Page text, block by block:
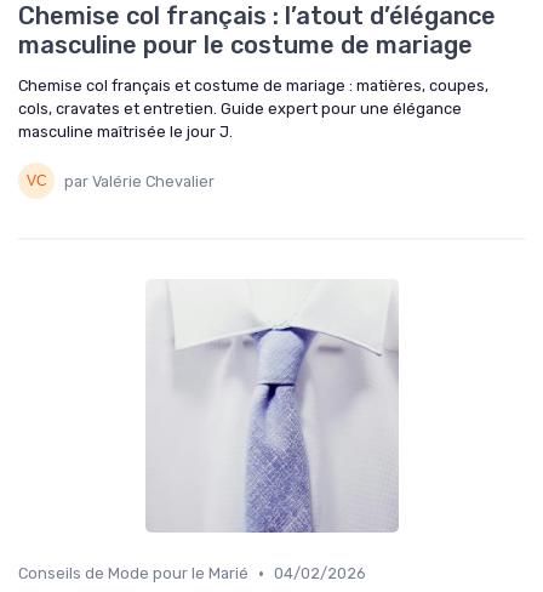
Chemise col français : l’atout d’élégance
masculine pour le costume de mariage
Chemise col français et costume de mariage : matières, coupes,
cols, cravates et entretien. Guide expert pour une élégance
masculine maîtrisée le jour J.
par Valérie Chevalier
Conseils de Mode pour le Marié • 04/02/2026